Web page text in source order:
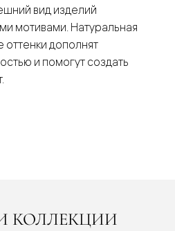
вид изделий
мотивами. Натуральная
оттенки дополнят
и помогут создать
КОЛЛЕКЦИИ